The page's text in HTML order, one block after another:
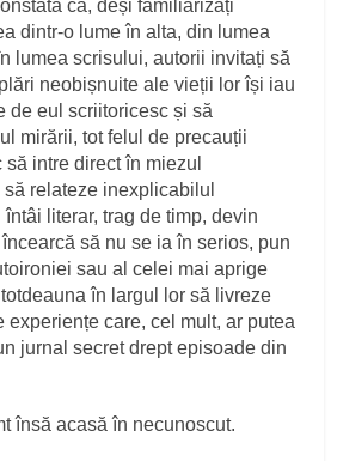
că, deși familiarizați
dintr-o lume în alta, din lumea
lumea scrisului, autorii invitați să
neobișnuite ale vieții lor își iau
de eul scriitoricesc și să
mirării, tot felul de precauții
intre direct în miezul
relateze inexplicabilul
literar, trag de timp, devin
să nu se ia în serios, pun
sau al celei mai aprige
în largul lor să livreze
experiențe care, cel mult, ar putea
jurnal secret drept episoade din
însă acasă în necunoscut.